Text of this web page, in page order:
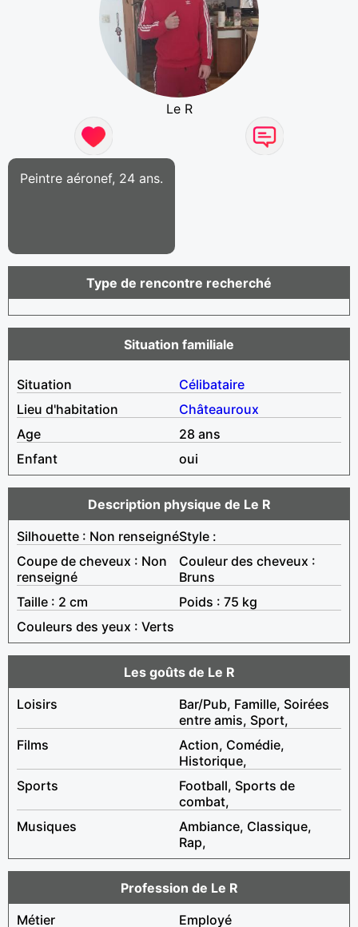
Le R
Peintre aéronef, 24 ans.
Type de rencontre recherché
Situation familiale
Situation
Célibataire
Lieu d'habitation
Châteauroux
Age
28 ans
Enfant
oui
Description physique de Le R
Silhouette : Non renseignéStyle :
Coupe de cheveux : Non
renseigné
Couleur des cheveux :
Bruns
Taille : 2 cm
Poids : 75 kg
Couleurs des yeux : Verts
Les goûts de Le R
Loisirs
Bar/Pub, Famille, Soirées
entre amis, Sport,
Films
Action, Comédie,
Historique,
Sports
Football, Sports de
combat,
Musiques
Ambiance, Classique,
Rap,
Profession de Le R
Métier
Employé